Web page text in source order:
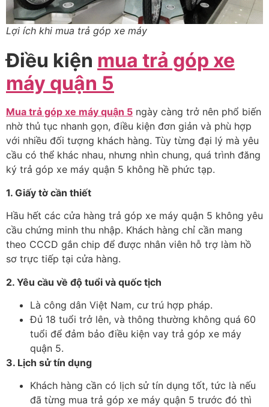
Lợi ích khi mua trả góp xe máy
Điều kiện mua trả góp xe
máy quận 5
Mua trả góp xe máy quận 5 ngày càng trở nên phổ biến
nhờ thủ tục nhanh gọn, điều kiện đơn giản và phù hợp
với nhiều đối tượng khách hàng. Tùy từng đại lý mà yêu
cầu có thể khác nhau, nhưng nhìn chung, quá trình đăng
ký trả góp xe máy quận 5 không hề phức tạp.
1. Giấy tờ cần thiết
Hầu hết các cửa hàng trả góp xe máy quận 5 không yêu
cầu chứng minh thu nhập. Khách hàng chỉ cần mang
theo CCCD gắn chip để được nhân viên hỗ trợ làm hồ
sơ trực tiếp tại cửa hàng.
2. Yêu cầu về độ tuổi và quốc tịch
Là công dân Việt Nam, cư trú hợp pháp.
Đủ 18 tuổi trở lên, và thông thường không quá 60
tuổi để đảm bảo điều kiện vay trả góp xe máy
quận 5.
3. Lịch sử tín dụng
Khách hàng cần có lịch sử tín dụng tốt, tức là nếu
đã từng mua trả góp xe máy quận 5 trước đó thì